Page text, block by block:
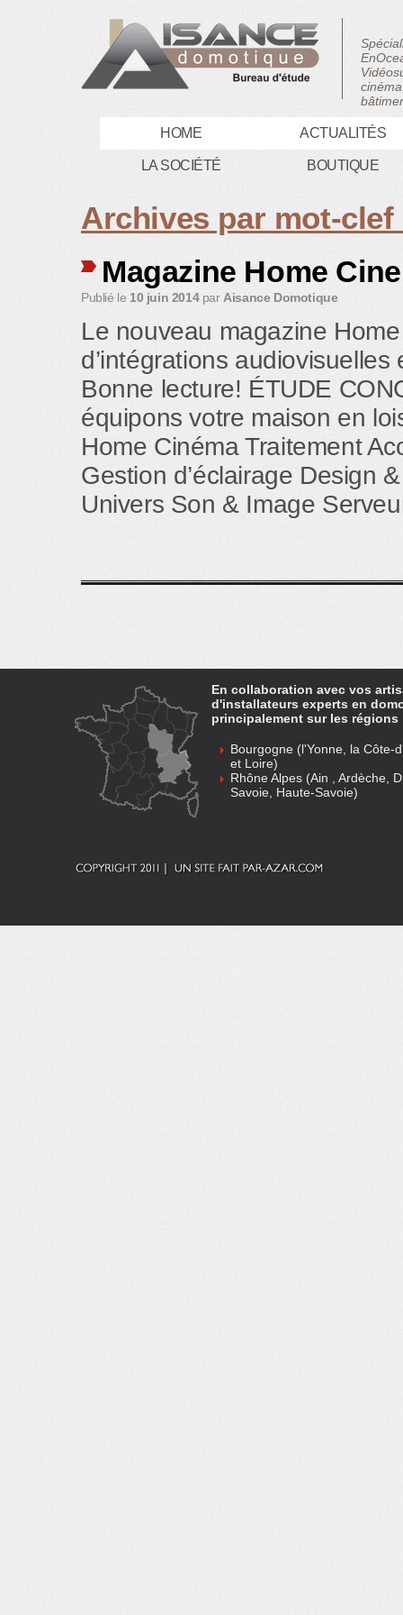
HOME ACTUALITÉS
LA SOCIÉTÉ BOUTIQUE
Archives par mot-
Magazine Home
Publié le 10 juin 2014 par Aisance Domotique
Le nouveau magazine
d’intégrations
Bonne lecture! ÉTUDE
équipons votre maison en
Home Cinéma Traitement
Gestion d’éclairage Design
Univers Son & Image
En collaboration avec vos
d'installateurs experts en
principalement sur les régions
Bourgogne (l'Yonne, la Côte-
et Loire)
Rhône Alpes (Ain , Ardèche,
Savoie, Haute-Savoie)